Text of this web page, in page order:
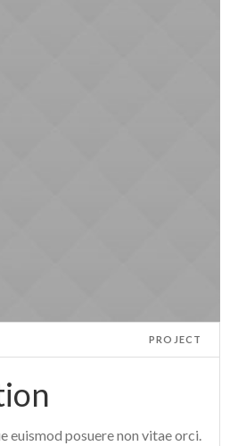
PROJECT
euismod posuere non vitae orci.